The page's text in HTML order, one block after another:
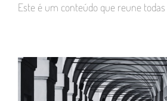
Este é um conteúdo que reune todas